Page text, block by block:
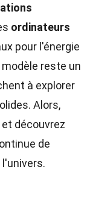
ordinateurs
pour l'énergie
reste un
à explorer
Alors,
découvrez
de